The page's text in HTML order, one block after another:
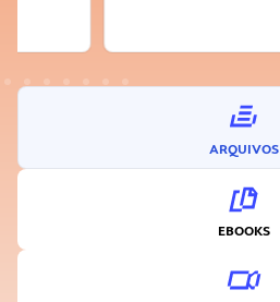
ARQUIVOS
EBOOKS